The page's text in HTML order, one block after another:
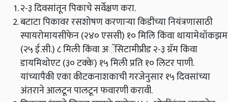
२-३ दिवसांतून पिकाचे सर्वेक्षण करा.
बटाटा पिकावर रसशोषण करणार्‍या किडींच्या नियंत्रणासाठी
स्पायरोमायसीफेन (२४० एससी) १० मिलि किंवा थायामेथॉकझम
(२५ ई.सी.) ८ मिली किंवा अॅसिटामीप्रीड २-३ ग्रॅम किंवा
डायमिथोएट (३० टक्के) १५ मिली प्रति १० लिटर पाणी.
यांच्यापैकी एका कीटकनाशकाची गरजेनुसार १५ दिवसांच्या
अंतराने आलटून पालटून फवारणी करावी.